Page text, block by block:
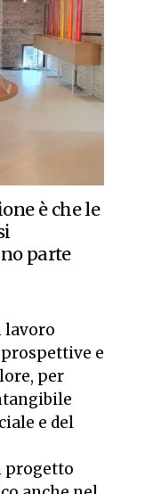
è che le
parte
lavoro
e
per
e del
progetto